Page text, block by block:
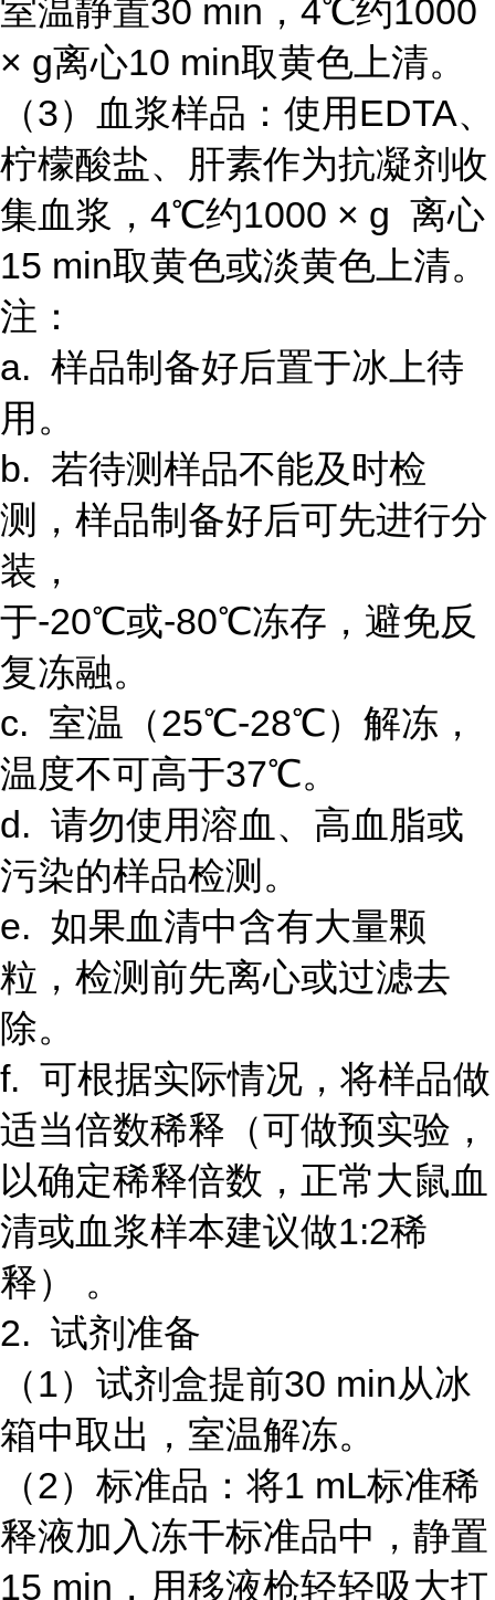
室温静置30 min，4℃约1000
× g离心10 min取黄色上清。
（3）血浆样品：使用EDTA、
柠檬酸盐、肝素作为抗凝剂收
集血浆，4℃约1000 × g 离心
15 min取黄色或淡黄色上清。
注：
a. 样品制备好后置于冰上待
用。
b. 若待测样品不能及时检
测，样品制备好后可先进行分
装，
于-20℃或-80℃冻存，避免反
复冻融。
c. 室温（25℃-28℃）解冻，
温度不可高于37℃。
d. 请勿使用溶血、高血脂或
污染的样品检测。
e. 如果血清中含有大量颗
粒，检测前先离心或过滤去
除。
f. 可根据实际情况，将样品做
适当倍数稀释（可做预实验，
以确定稀释倍数，正常大鼠血
清或血浆样本建议做1:2稀
释） 。
2. 试剂准备
（1）试剂盒提前30 min从冰
箱中取出，室温解冻。
（2）标准品：将1 mL标准稀
释液加入冻干标准品中，静置
15 min，用移液枪轻轻吸大打